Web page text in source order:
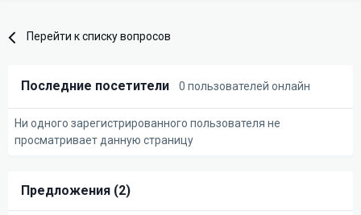
Перейти к списку вопросов
Последние посетители 0 пользователей онлайн
Ни одного зарегистрированного пользователя не
просматривает данную страницу
Предложения (2)